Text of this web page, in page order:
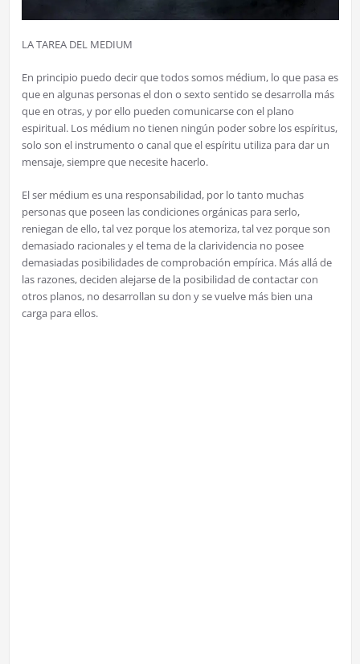
LA TAREA DEL MEDIUM
En principio puedo decir que todos somos médium, lo que pasa es
que en algunas personas el don o sexto sentido se desarrolla más
que en otras, y por ello pueden comunicarse con el plano
espiritual. Los médium no tienen ningún poder sobre los espíritus,
solo son el instrumento o canal que el espíritu utiliza para dar un
mensaje, siempre que necesite hacerlo.
El ser médium es una responsabilidad, por lo tanto muchas
personas que poseen las condiciones orgánicas para serlo,
reniegan de ello, tal vez porque los atemoriza, tal vez porque son
demasiado racionales y el tema de la clarividencia no posee
demasiadas posibilidades de comprobación empírica. Más allá de
las razones, deciden alejarse de la posibilidad de contactar con
otros planos, no desarrollan su don y se vuelve más bien una
carga para ellos.